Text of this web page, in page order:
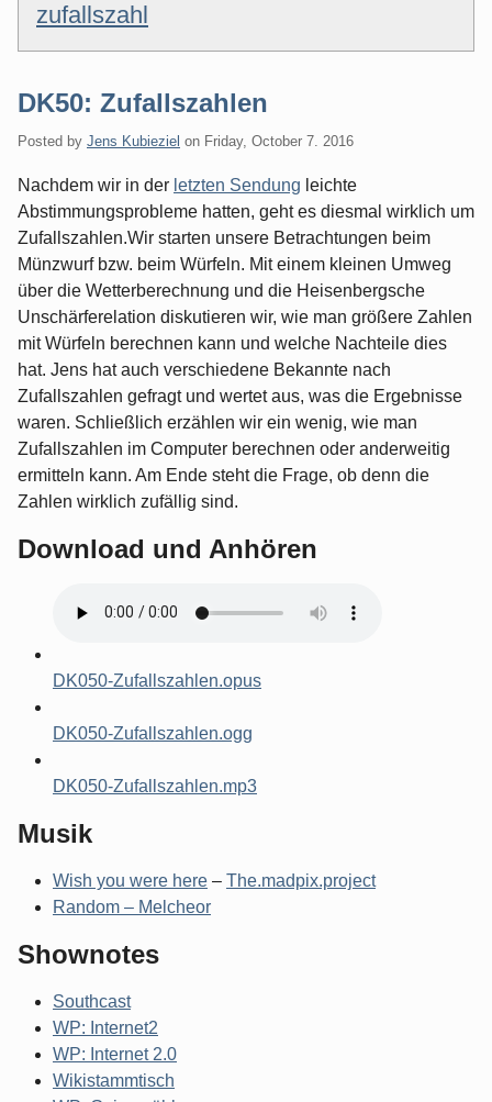
zufallszahl
DK50: Zufallszahlen
Posted by Jens Kubieziel on Friday, October 7. 2016
Nachdem wir in der letzten Sendung leichte
Abstimmungsprobleme hatten, geht es diesmal wirklich um
Zufallszahlen.Wir starten unsere Betrachtungen beim
Münzwurf bzw. beim Würfeln. Mit einem kleinen Umweg
über die Wetterberechnung und die Heisenbergsche
Unschärferelation diskutieren wir, wie man größere Zahlen
mit Würfeln berechnen kann und welche Nachteile dies
hat. Jens hat auch verschiedene Bekannte nach
Zufallszahlen gefragt und wertet aus, was die Ergebnisse
waren. Schließlich erzählen wir ein wenig, wie man
Zufallszahlen im Computer berechnen oder anderweitig
ermitteln kann. Am Ende steht die Frage, ob denn die
Zahlen wirklich zufällig sind.
Download und Anhören
DK050-Zufallszahlen.opus
DK050-Zufallszahlen.ogg
DK050-Zufallszahlen.mp3
Musik
Wish you were here – The.madpix.project
Random – Melcheor
Shownotes
Southcast
WP: Internet2
WP: Internet 2.0
Wikistammtisch